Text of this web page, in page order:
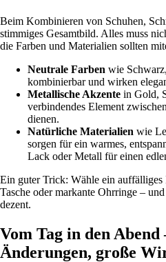
Beim Kombinieren von Schuhen,
stimmiges Gesamtbild. Alles muss
die Farben und Materialien sollten
Neutrale Farben wie
kombinierbar und wirken
Metallische Akzente in Gold,
verbindendes Element
dienen.
Natürliche Materialien wie
sorgen für ein warmes,
Lack oder Metall für einen
Ein guter Trick: Wähle ein auffälliges
Tasche oder markante Ohrringe –
dezent.
Vom Tag in den Abend
Änderungen, große